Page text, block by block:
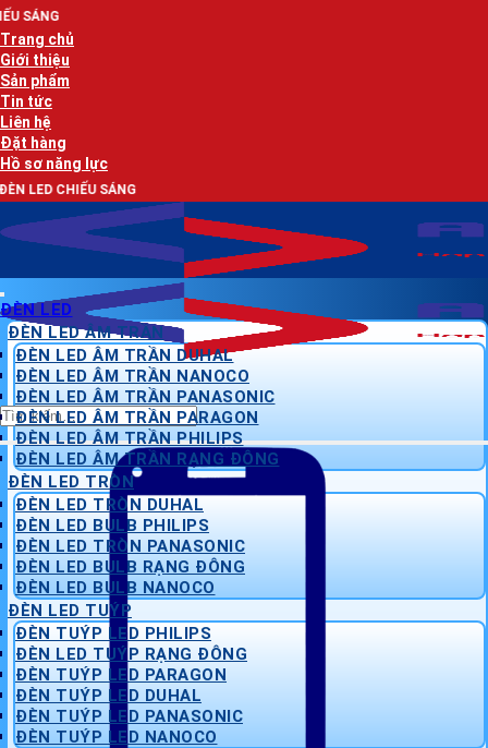
Bỏ
qua
nội
dung
Trang chủ
Giới thiệu
Sản phẩm
Tin tức
Liên hệ
Đặt hàng
Hồ sơ năng lực
Tìm
kiếm:
ĐÈN LED
ĐÈN LED ÂM TRẦN
ĐÈN LED ÂM TRẦN DUHAL
ĐÈN LED ÂM TRẦN NANOCO
ĐÈN LED ÂM TRẦN PANASONIC
ĐÈN LED ÂM TRẦN PARAGON
ĐÈN LED ÂM TRẦN PHILIPS
ĐÈN LED ÂM TRẦN RẠNG ĐÔNG
ĐÈN LED TRÒN
ĐÈN LED TRÒN DUHAL
ĐÈN LED BULB PHILIPS
ĐÈN LED TRÒN PANASONIC
ĐÈN LED BULB RẠNG ĐÔNG
ĐÈN LED BULB NANOCO
ĐÈN LED TUÝP
ĐÈN TUÝP LED PHILIPS
ĐÈN LED TUÝP RẠNG ĐÔNG
ĐÈN TUÝP LED PARAGON
ĐÈN TUÝP LED DUHAL
ĐÈN TUÝP LED PANASONIC
ĐÈN TUÝP LED NANOCO